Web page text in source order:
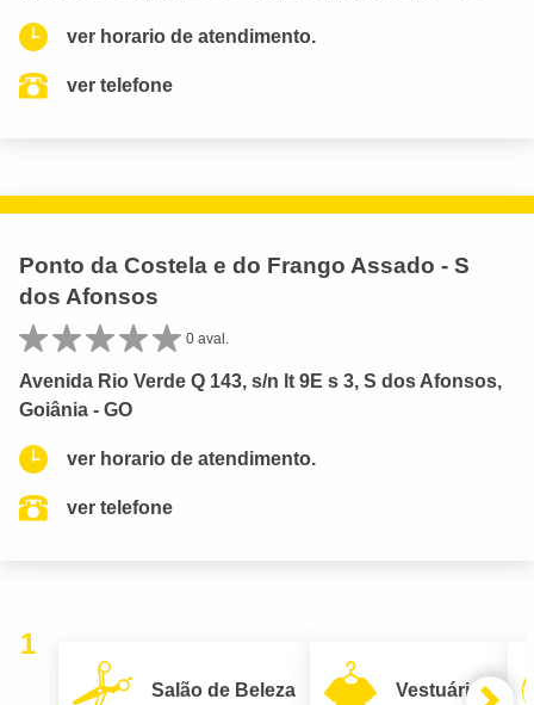
ver horario de atendimento.
ver telefone
Ponto da Costela e do Frango Assado - S
dos Afonsos
0 aval.
Avenida Rio Verde Q 143, s/n lt 9E s 3, S dos Afonsos,
Goiânia - GO
ver horario de atendimento.
ver telefone
1
Salão de Beleza Vestuário